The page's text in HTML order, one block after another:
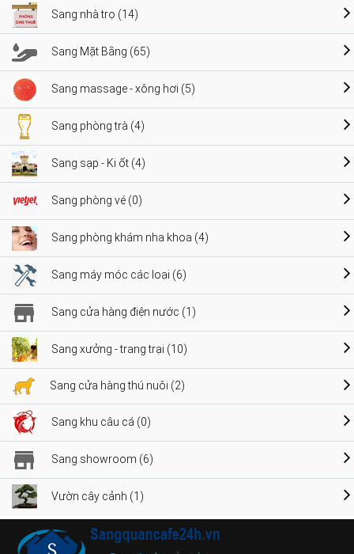
Sang nhà trọ (14)
Sang Mặt Bằng (65)
Sang massage - xông hơi (5)
Sang phòng trà (4)
Sang sạp - Ki ốt (4)
Sang phòng vé (0)
Sang phòng khám nha khoa (4)
Sang máy móc các loại (6)
Sang cửa hàng điện nước (1)
Sang xưởng - trang trại (10)
Sang cửa hàng thú nuôi (2)
Sang khu câu cá (0)
Sang showroom (6)
Vườn cây cảnh (1)